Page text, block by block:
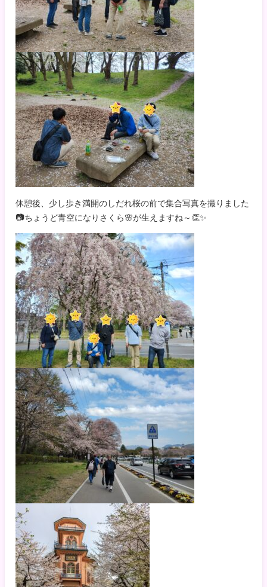
休憩後、少し歩き満開のしだれ桜の前で集合写真を撮りました
📷ちょうど青空になりさくら🌸が生えますね～👏✨